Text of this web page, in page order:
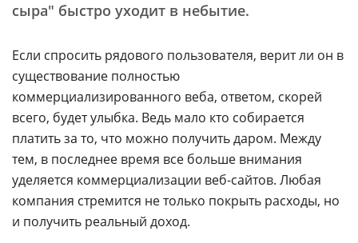
сыра" быстро уходит в небытие.
Если спросить рядового пользователя, верит ли он в
существование полностью
коммерциализированного веба, ответом, скорей
всего, будет улыбка. Ведь мало кто собирается
платить за то, что можно получить даром. Между
тем, в последнее время все больше внимания
уделяется коммерциализации веб-сайтов. Любая
компания стремится не только покрыть расходы, но
и получить реальный доход.